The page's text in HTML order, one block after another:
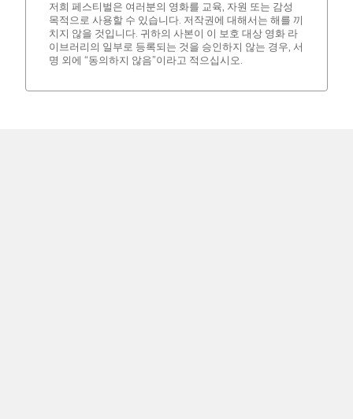
저희 페스티벌은 여러분의 영화를 교육, 자원 또는 감성
목적으로 사용할 수 있습니다. 저작권에 대해서는 해를 끼
치지 않을 것입니다. 귀하의 사본이 이 보호 대상 영화 라
이브러리의 일부로 등록되는 것을 승인하지 않는 경우, 서
명 외에 “동의하지 않음”이라고 적으십시오.